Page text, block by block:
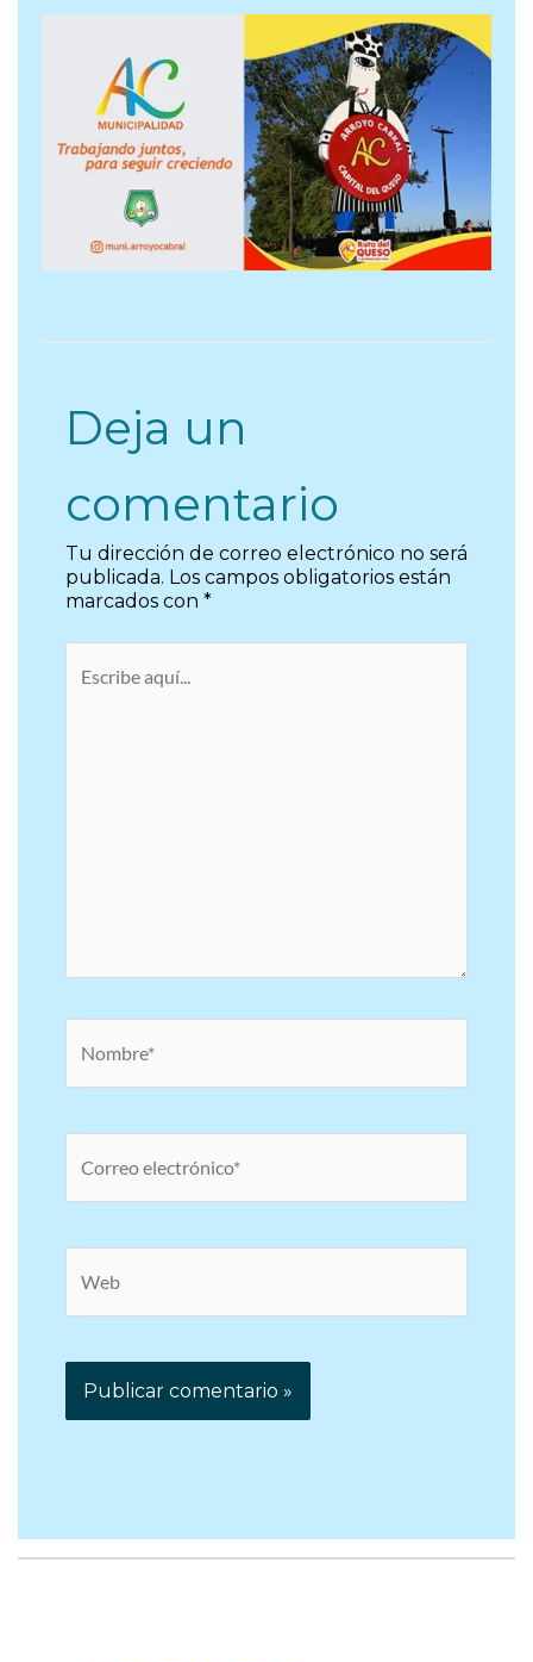
Deja un
comentario
Tu dirección de correo electrónico no será
publicada. Los campos obligatorios están
marcados con *
electrónico*